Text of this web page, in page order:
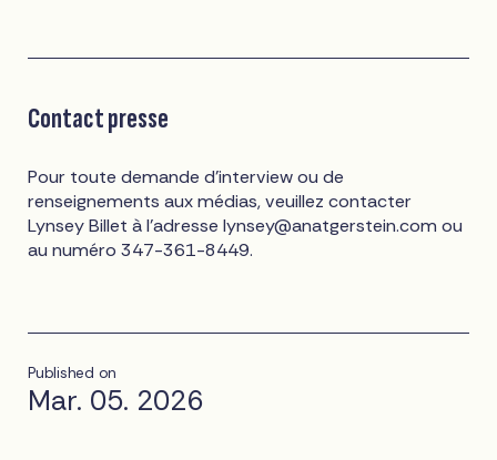
Contact presse
Pour toute demande d'interview ou de
renseignements aux médias, veuillez contacter
Lynsey Billet à l'adresselynsey@anatgerstein.com ou
au numéro 347-361-8449.
Published on
Mar. 05. 2026